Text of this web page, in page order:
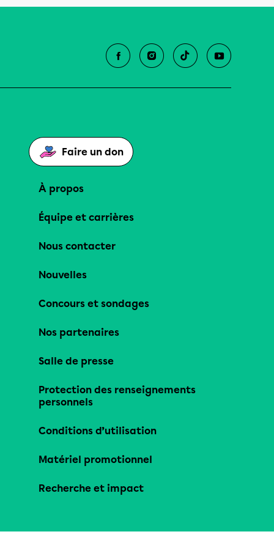
Faire un don
À propos
Équipe et carrières
Nous contacter
Nouvelles
Concours et sondages
Nos partenaires
Salle de presse
Protection des renseignements
personnels
Conditions d’utilisation
Matériel promotionnel
Recherche et impact